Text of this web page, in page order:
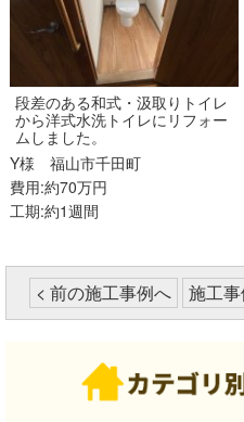
段差のある和式・汲取りトイレ
から洋式水洗トイレにリフォー
ムしました。
Y様福山市千田町
費用:約70万円
工期:約1週間
< 前の施工事例へ 施工